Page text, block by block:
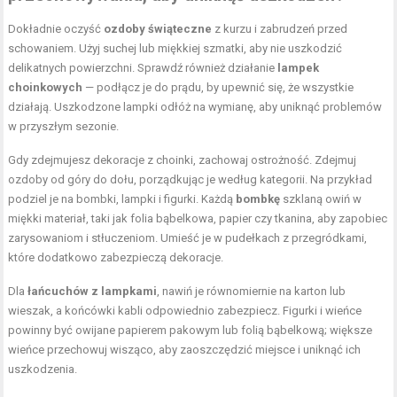
Dokładnie oczyść ozdoby świąteczne z kurzu i zabrudzeń przed
schowaniem. Użyj suchej lub miękkiej szmatki, aby nie uszkodzić
delikatnych powierzchni. Sprawdź również działanie lampek
choinkowych — podłącz je do prądu, by upewnić się, że wszystkie
działają. Uszkodzone lampki odłóż na wymianę, aby uniknąć problemów
w przyszłym sezonie.
Gdy zdejmujesz dekoracje z choinki, zachowaj ostrożność. Zdejmuj
ozdoby od góry do dołu, porządkując je według kategorii. Na przykład
podziel je na bombki, lampki i figurki. Każdą bombkę szklaną owiń w
miękki materiał, taki jak folia bąbelkowa, papier czy tkanina, aby zapobiec
zarysowaniom i stłuczeniom. Umieść je w pudełkach z przegródkami,
które dodatkowo zabezpieczą dekoracje.
Dlałańcuchów z lampkami, nawiń je równomiernie na karton lub
wieszak, a końcówki kabli odpowiednio zabezpiecz. Figurki i wieńce
powinny być owijane papierem pakowym lub folią bąbelkową; większe
wieńce przechowuj wisząco, aby zaoszczędzić miejsce i uniknąć ich
uszkodzenia.